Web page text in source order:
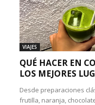
VIAJES
QUÉ HACER EN
LOS MEJORES
Desde preparaciones
frutilla, naranja,